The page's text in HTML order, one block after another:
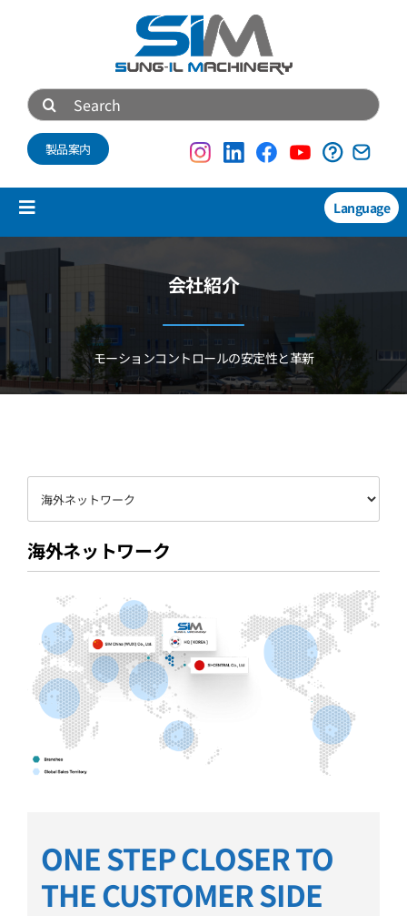
Search
for:
製品案内
Toggle
Navigation
製品紹介
New
技術資料
会社概要
Language
会社紹介
モーションコントロールの安定性と革新
海外ネットワーク
ONE STEP CLOSER TO
THE CUSTOMER SIDE